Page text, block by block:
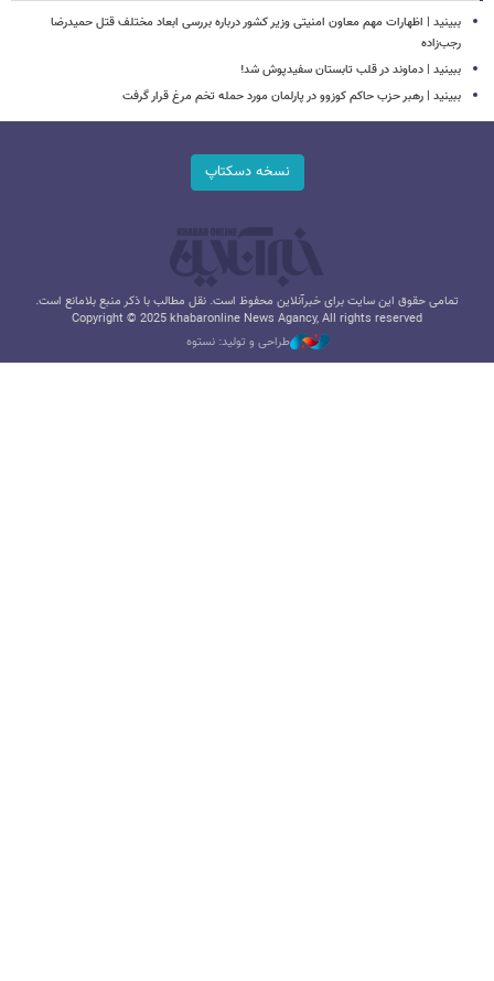
ببینید | اظهارات مهم معاون امنیتی وزیر کشور درباره بررسی ابعاد مختلف قتل حمیدرضا
رجب‌زاده
ببینید | دماوند در قلب تابستان سفیدپوش شد!
ببینید | رهبر حزب حاکم کوزوو در پارلمان مورد حمله تخم مرغ قرار گرفت
نسخه دسکتاپ
تمامی حقوق این سایت برای خبرآنلاین محفوظ است. نقل مطالب با ذکر منبع بلامانع است.
Copyright © 2025 khabaronline News Agancy, All rights reserved
طراحی و تولید: نستوه